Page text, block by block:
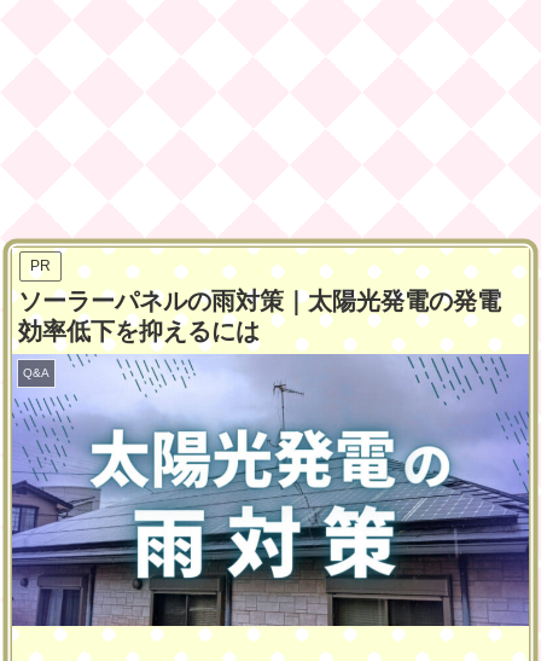
PR
ソーラーパネルの雨対策｜太陽光発電の発電
効率低下を抑えるには
Q&A